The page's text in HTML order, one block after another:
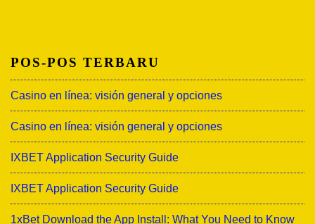
POS-POS TERBARU
Casino en línea: visión general y opciones
Casino en línea: visión general y opciones
IXBET Application Security Guide
IXBET Application Security Guide
1xBet Download the App Install: What You Need to Know